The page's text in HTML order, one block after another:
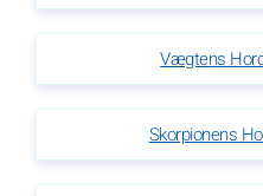
Vægtens
Skorpionens